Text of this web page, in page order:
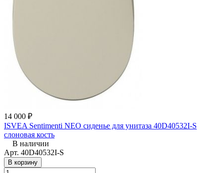
14 000 ₽
ISVEA Sentimenti NEO сиденье для унитаза 40D40532I-S
слоновая кость
В наличии
Арт. 40D40532I-S
В корзину